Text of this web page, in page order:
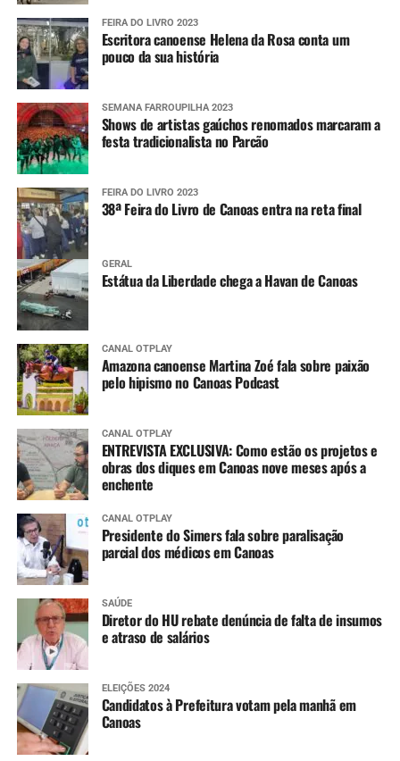
FEIRA DO LIVRO 2023
Escritora canoense Helena da Rosa conta um
pouco da sua história
SEMANA FARROUPILHA 2023
Shows de artistas gaúchos renomados marcaram a
festa tradicionalista no Parcão
FEIRA DO LIVRO 2023
38ª Feira do Livro de Canoas entra na reta final
GERAL
Estátua da Liberdade chega a Havan de Canoas
CANAL OTPLAY
Amazona canoense Martina Zoé fala sobre paixão
pelo hipismo no Canoas Podcast
CANAL OTPLAY
ENTREVISTA EXCLUSIVA: Como estão os projetos e
obras dos diques em Canoas nove meses após a
enchente
CANAL OTPLAY
Presidente do Simers fala sobre paralisação
parcial dos médicos em Canoas
SAÚDE
Diretor do HU rebate denúncia de falta de insumos
e atraso de salários
ELEIÇÕES 2024
Candidatos à Prefeitura votam pela manhã em
Canoas